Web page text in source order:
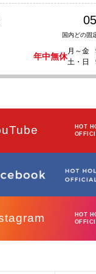
国内どの固
年中無休
月～金
土・日
HOT
HOT